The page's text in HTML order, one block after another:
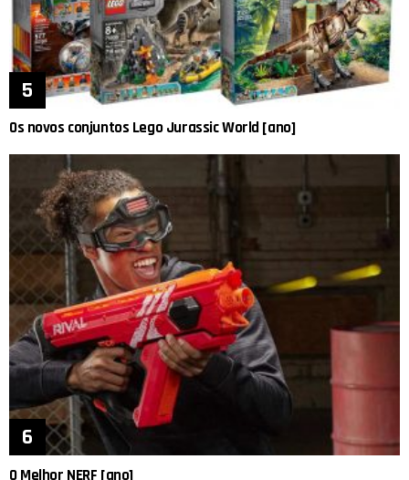
Os novos conjuntos Lego Jurassic World [ano]
O Melhor NERF [ano]